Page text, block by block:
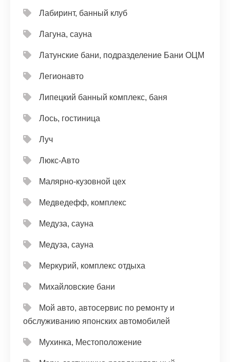
Лабиринт, банный клуб
Лагуна, сауна
Латунские бани, подразделение Бани ОЦМ
Легионавто
Липецкий банный комплекс, баня
Лось, гостиница
Луч
Люкс-Авто
Малярно-кузовной цех
Медведефф, комплекс
Медуза, сауна
Медуза, сауна
Меркурий, комплекс отдыха
Михайловские бани
Мой авто, автосервис по ремонту и
обслуживанию японских автомобилей
Мухинка, Местоположение